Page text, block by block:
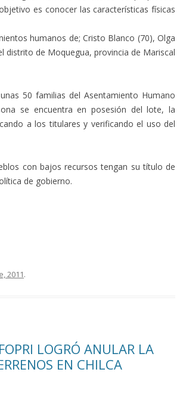
es conocer las características físicas
humanos de; Cristo Blanco (70), Olga
distrito de Moquegua, provincia de Mariscal
50 familias del Asentamiento Humano
se encuentra en posesión del lote, la
a los titulares y verificando el uso del
con bajos recursos tengan su título de
de gobierno.
2011.
LOGRÓ ANULAR LA
EN CHILCA